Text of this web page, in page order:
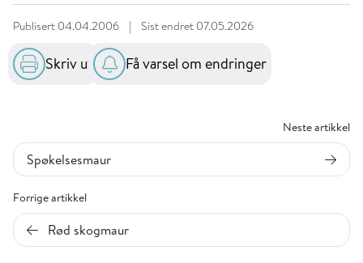
Publisert 04.04.2006 | Sist endret 07.05.2026
Skriv ut Få varsel om endringer
Forrige artikkel
Rød skogmaur
Neste artikkel
Spøkelsesmaur